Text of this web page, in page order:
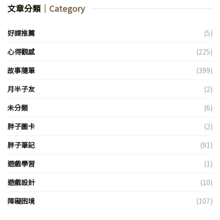
文章分類 ｜Category
好課推薦
(5)
心得觀感
(225)
故事隨筆
(399)
月半子友
(2)
未分類
(6)
胖子圖卡
(2)
胖子筆記
(91)
遊戲學習
(1)
遊戲設計
(10)
障礙困境
(107)